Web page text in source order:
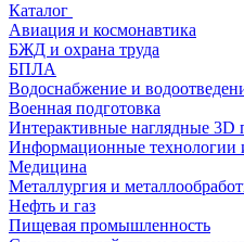
Каталог
Авиация и космонавтика
БЖД и охрана труда
БПЛА
Водоснабжение и
Военная подготовка
Интерактивные наглядные 3D
Информационные технологии
Медицина
Металлургия и
Нефть и газ
Пищевая промышленность